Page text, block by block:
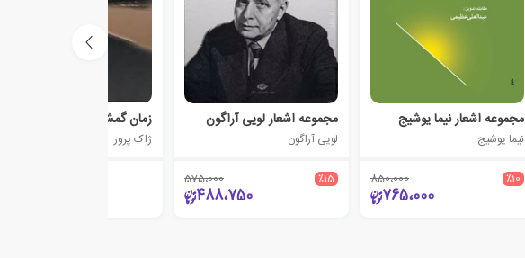
مجموعه‌ اشعار نیما یوشیج
نیما یوشیج
٪10 850،000
765،000
مجموعه اشعار لویی آراگون
لویی آراگون
٪15 575،000
488،750
زمان گمشده
ژاک پرور